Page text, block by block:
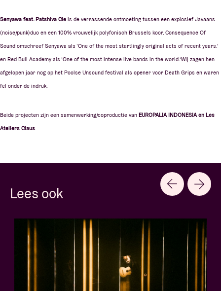
Senyawa feat. Patshiva Cie is de verrassende ontmoeting tussen een explosief Javaans
(noise/punk)duo en een 100% vrouwelijk polyfonisch Brussels koor. Consequence Of
Sound omschreef Senyawa als ‘One of the most startlingly original acts of recent years.’
en Red Bull Academy als ‘One of the most intense live bands in the world.’Wij zagen hen
afgelopen jaar nog op het Poolse Unsound festival als opener voor Death Grips en waren
fel onder de indruk.
Beide projecten zijn een samenwerking/coproductie van EUROPALIA INDONESIA en Les
Ateliers Claus.
Lees ook